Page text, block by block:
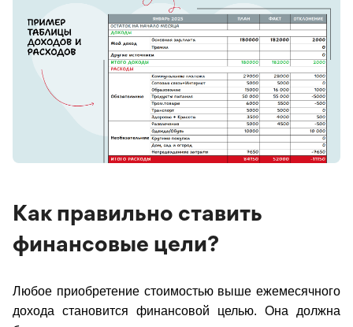
Как правильно ставить
финансовые цели?
Любое приобретение стоимостью выше ежемесячного
дохода становится финансовой целью. Она должна